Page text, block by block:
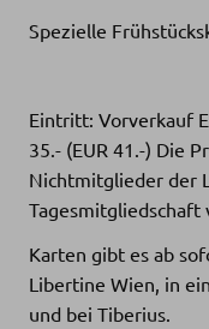
Spezielle
Eintritt: Vorverkauf
35.- (EUR 41.-) Die
Nichtmitglieder der
Tagesmitgliedschaft
Karten gibt es ab
Libertine Wien, in
und bei Tiberius.